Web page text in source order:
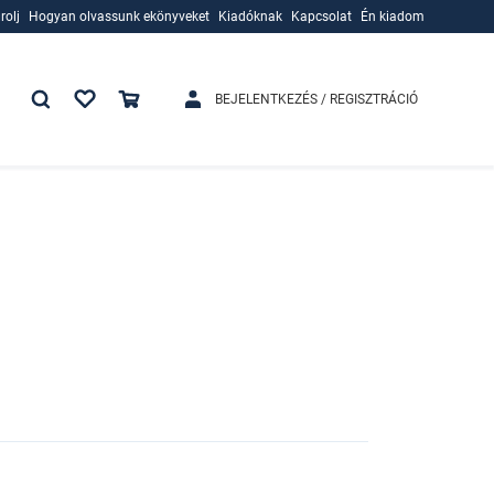
Hogyan olvassunk ekönyveket
Kiadóknak
Kapcsolat Én kiadom
BEJELENTKEZÉS / REGISZTRÁCIÓ